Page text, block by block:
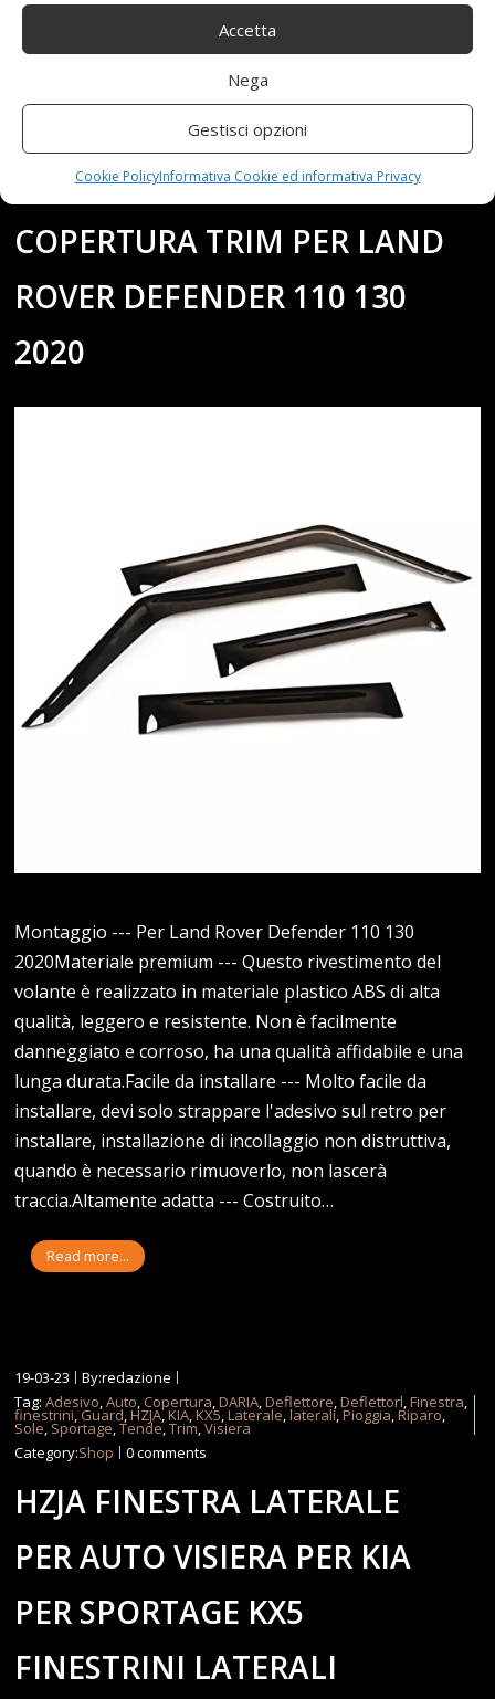
Accetta
Nega
Gestisci opzioni
Cookie PolicyInformativa Cookie ed informativa Privacy
SOLE RIFUGI FINESTRINI
LATERALI VISIERA GUARD
VENT PIOGGIA GUARD
PORTA VISIERA DELLA
COPERTURA TRIM PER LAND
ROVER DEFENDER 110 130
2020
Montaggio --- Per Land Rover Defender 110 130
2020Materiale premium --- Questo rivestimento del
volante è realizzato in materiale plastico ABS di alta
qualità, leggero e resistente. Non è facilmente
danneggiato e corroso, ha una qualità affidabile e una
lunga durata.Facile da installare --- Molto facile da
installare, devi solo strappare l'adesivo sul retro per
installare, installazione di incollaggio non distruttiva,
quando è necessario rimuoverlo, non lascerà
traccia.Altamente adatta --- Costruito…
Read more...
19-03-23
By:redazione
Tag:Adesivo,Auto, Copertura,DARIA,Deflettore,Deflettorl,Finestra,
finestrini, Guard,HZJA,KIA,KX5,Laterale,laterali,Pioggia,Riparo,
Sole, Sportage,Tende,Trim,Visiera
Category:Shop 0 comments
HZJA FINESTRA LATERALE
PER AUTO VISIERA PER KIA
PER SPORTAGE KX5
FINESTRINI LATERALI